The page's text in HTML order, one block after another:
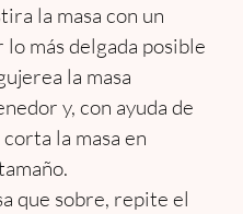
la masa con un
más delgada posible
la masa
y, con ayuda de
la masa en
que sobre, repite el